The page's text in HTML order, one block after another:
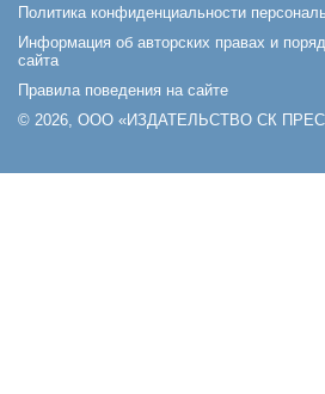
Политика конфиденциальности
Информация об авторских правах и
сайта
Правила поведения на сайте
© 2026, ООО «ИЗДАТЕЛЬСТВО СК